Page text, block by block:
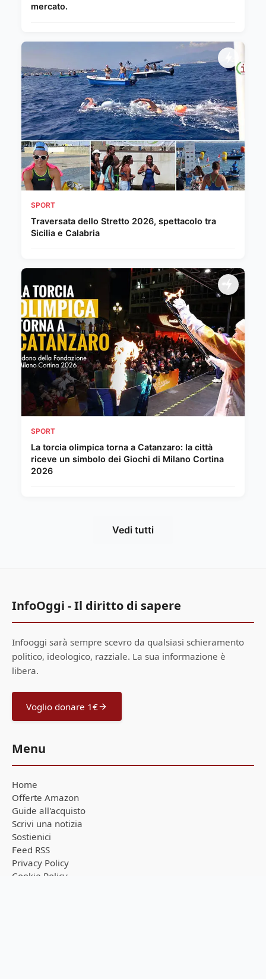
mercato.
SPORT
Traversata dello Stretto 2026, spettacolo tra
Sicilia e Calabria
SPORT
La torcia olimpica torna a Catanzaro: la città
riceve un simbolo dei Giochi di Milano Cortina
2026
Vedi tutti
InfoOggi - Il diritto di sapere
Infooggi sarà sempre scevro da qualsiasi schieramento
politico, ideologico, razziale. La sua informazione è
libera.
Voglio donare 1€
Menu
Home
Offerte Amazon
Guide all'acquisto
Scrivi una notizia
Sostienici
Feed RSS
Privacy Policy
Cookie Policy